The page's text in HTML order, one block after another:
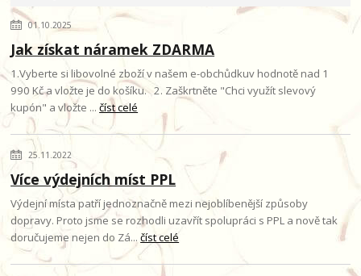
01.10.2025
Jak získat náramek ZDARMA
1.Vyberte si libovolné zboží v našem e-obchůdkuv hodnotě nad 1
990 Kč a vložte je do košíku. 2. Zaškrtněte "Chci využít slevový
kupón" a vložte ...číst celé
25.11.2022
Více výdejních míst PPL
Výdejní místa patří jednoznačně mezi nejoblíbenější způsoby
dopravy. Proto jsme se rozhodli uzavřít spolupráci s PPL a nově tak
doručujeme nejen do Zá...číst celé